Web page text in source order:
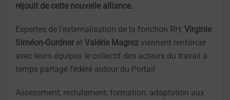
réjouit de cette nouvelle alliance.
Expertes de l’externalisation de la fonction RH, Virginie
Siméon-Gurdneret Valérie Magrez viennent renforcer
avec leurs équipes le collectif des acteurs du travail à
temps partagé fédéré autour du Portail
Assessment, recrutement, formation, adaptation aux